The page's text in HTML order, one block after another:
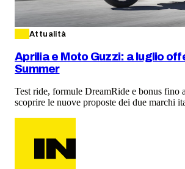
Attualità
Aprilia e Moto Guzzi: a luglio
Summer
Test ride, formule DreamRide e bonus fino
scoprire le nuove proposte dei due marchi